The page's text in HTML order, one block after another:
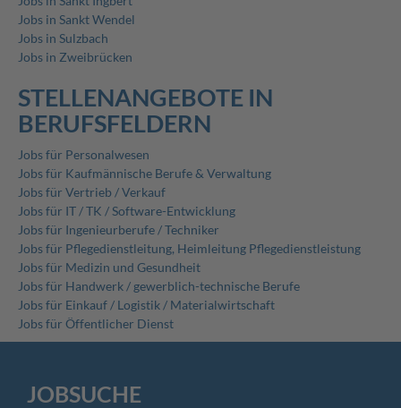
Jobs in Sankt Wendel
Jobs in Sulzbach
Jobs in Zweibrücken
STELLENANGEBOTE IN
BERUFSFELDERN
Jobs für Personalwesen
Jobs für Kaufmännische Berufe & Verwaltung
Jobs für Vertrieb / Verkauf
Jobs für IT / TK / Software-Entwicklung
Jobs für Ingenieurberufe / Techniker
Jobs für Pflegedienstleitung, Heimleitung Pflegedienstleistung
Jobs für Medizin und Gesundheit
Jobs für Handwerk / gewerblich-technische Berufe
Jobs für Einkauf / Logistik / Materialwirtschaft
Jobs für Öffentlicher Dienst
JOBSUCHE